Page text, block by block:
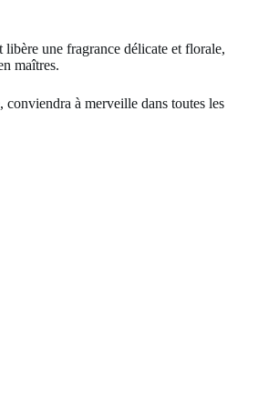
une fragrance délicate et florale,
maîtres.
à merveille dans toutes les